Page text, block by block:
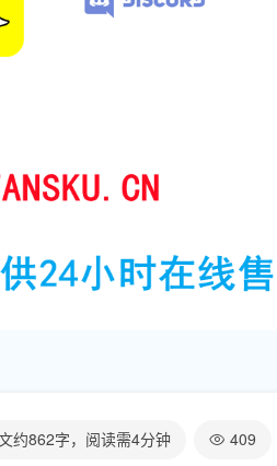
约862字，阅读需4分钟 409